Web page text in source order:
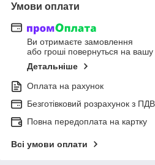
Умови оплати
Ви отримаєте замовлення
або гроші повернуться на вашу
Детальніше
Оплата на рахунок
Безготівковий розрахунок з ПДВ
Повна передоплата на картку
Всі умови оплати